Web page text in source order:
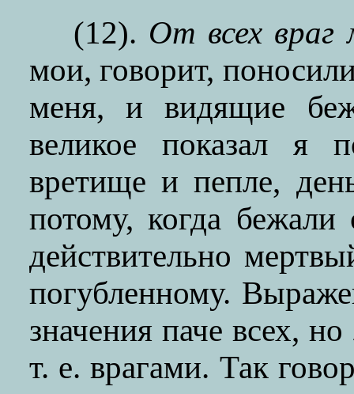
(12). От всех враг
мои, говорит,
меня, и видящие
великое показал я
вретище и пепле,
потому, когда
действительно
погубленному.
значения паче всех,
т. е. врагами. Так